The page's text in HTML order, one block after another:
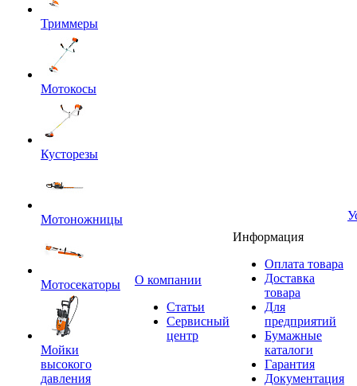
Триммеры
Мотокосы
Кусторезы
Мотоножницы
Мотосекаторы
Мойки
высокого
давления
O компании
Статьи
Сервисный
центр
Информация
Оплата товара
Доставка
товара
Для
предприятий
Бумажные
каталоги
Гарантия
Документация